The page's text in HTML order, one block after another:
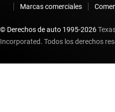
Marcas comerciales
© Derechos de auto 1995-2026
Incorporated. Todos los derechos